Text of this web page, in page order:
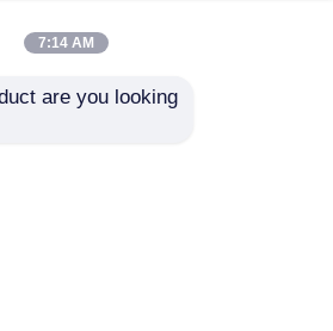
Tracheostomy
7:14 AM
are you looking